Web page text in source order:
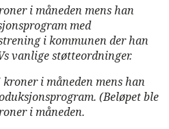
i måneden mens han
med
i kommunen der han
vanlige støtteordninger.
i måneden mens han
(Beløpet ble
i måneden.